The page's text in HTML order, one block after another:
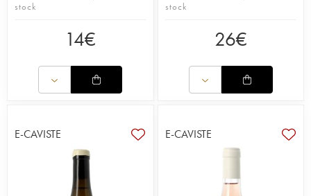
stock
14€
stock
26€
E-CAVISTE E-CAVISTE